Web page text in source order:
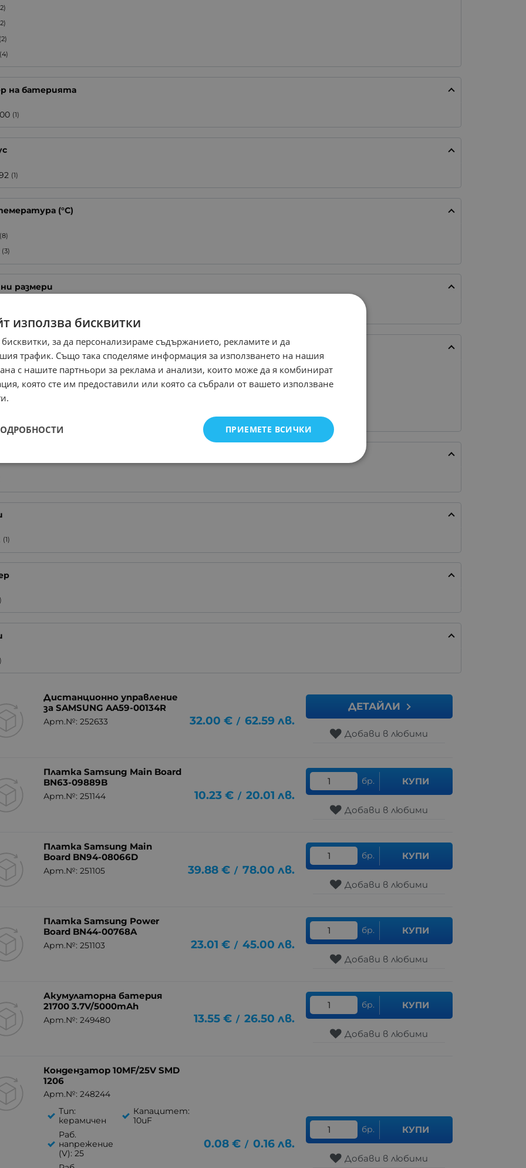
(2)
(4)
на батерията
(1)
(1)
(°C)
(8)
(3)
размери
0402 (2)
0603 (1)
0805
(1)
Дистанционно управление
за SAMSUNG AA59-00134R
Арт.№: 252633 32.00 € / 62.59 лв.
ДЕТАЙЛИ
Добави в любими
Платка Samsung Main Board
BN63-09889B
Арт.№: 251144 10.23 € / 20.01 лв.
бр. КУПИ
Добави в любими
Платка Samsung Main
Board BN94-08066D
Арт.№: 251105 39.88 € / 78.00 лв.
бр. КУПИ
Добави в любими
Платка Samsung Power
Board BN44-00768A
Арт.№: 251103 23.01 € / 45.00 лв.
бр. КУПИ
Добави в любими
Акумулаторна батерия
21700 3.7V/5000mAh
Арт.№: 249480 13.55 € / 26.50 лв.
бр. КУПИ
Добави в любими
Кондензатор 10MF/25V SMD
1206
Арт.№: 248244
Тип:
керамичен
Капацитет:
10uF
Раб.
напрежение
(V): 25
0.08 € / 0.16 лв.
бр. КУПИ
Добави в любими
използва бисквитки
за да персонализираме съдържанието, рекламите и да
трафик. Също така споделяме информация за използването на нашия
с нашите партньори за реклама и анализи, които може да я комбинират
която сте им предоставили или която са събрали от вашето използване
ПРИЕМЕТЕ ВСИЧКИ